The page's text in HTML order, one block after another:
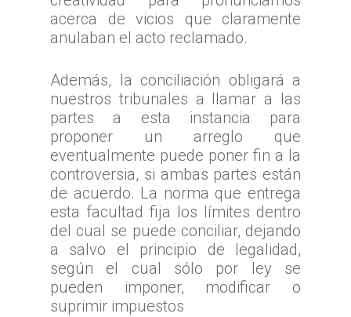
acerca de vicios que claramente
anulaban el acto reclamado.
Además, la conciliación obligará a
nuestros tribunales a llamar a las
partes a esta instancia para
proponer un arreglo que
eventualmente puede poner fin a la
controversia, si ambas partes están
de acuerdo. La norma que entrega
esta facultad fija los límites dentro
del cual se puede conciliar, dejando
a salvo el principio de legalidad,
según el cual sólo por ley se
pueden imponer, modificar o
suprimir impuestos